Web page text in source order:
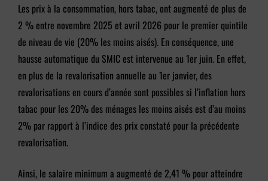
Les prix à la consommation, hors tabac, ont augmenté de plus de
2 % entre novembre 2025 et avril 2026 pour le premier quintile
de niveau de vie (20% les moins aisés). En conséquence, une
hausse automatique du SMIC est intervenue au 1er juin. En effet,
en plus de la revalorisation annuelle au 1er janvier, des
revalorisations en cours d’année sont possibles si l’inflation hors
tabac pour les 20% des ménages les moins aisés est d’au moins
2% par rapport à l’indice des prix constaté pour la précédente
revalorisation.
Ainsi, le salaire minimum a augmenté de 2,41 % pour atteindre